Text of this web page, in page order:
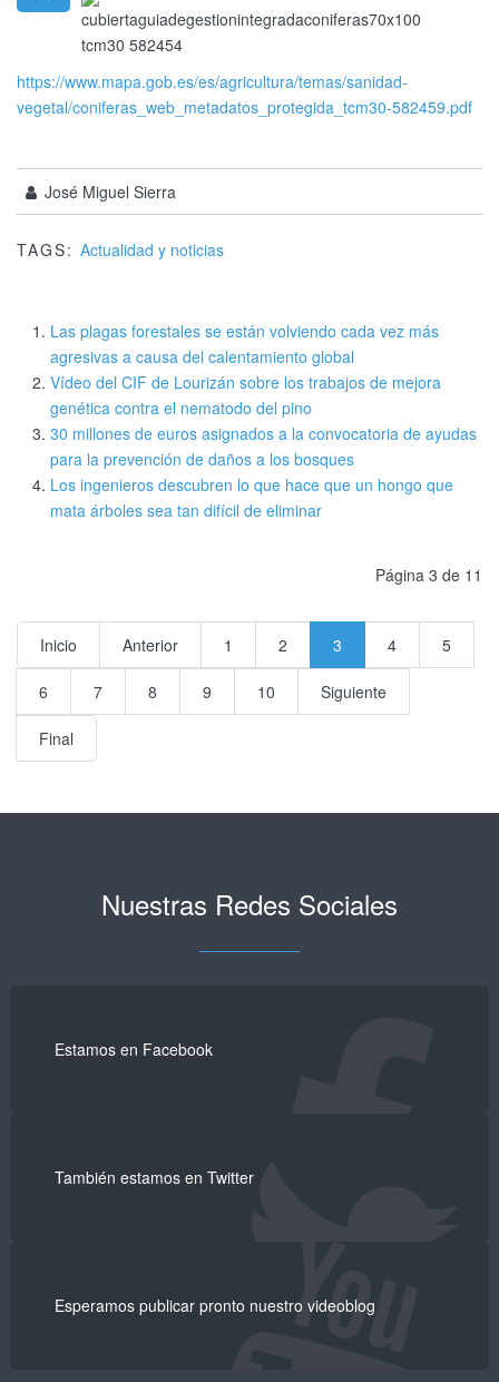
https://www.mapa.gob.es/es/agricultura/temas/sanidad-
vegetal/coniferas_web_metadatos_protegida_tcm30-582459.pdf
José Miguel Sierra
TAGS: Actualidad y noticias
Las plagas forestales se están volviendo cada vez más
agresivas a causa del calentamiento global
Vídeo del CIF de Lourizán sobre los trabajos de mejora
genética contra el nematodo del pino
30 millones de euros asignados a la convocatoria de ayudas
para la prevención de daños a los bosques
Los ingenieros descubren lo que hace que un hongo que
mata árboles sea tan difícil de eliminar
Página 3 de 11
Inicio Anterior 1 2 3 4 5
6 7 8 9 10 Siguiente
Final
Nuestras Redes Sociales
Estamos en Facebook
También estamos en Twitter
Esperamos publicar pronto nuestro videoblog